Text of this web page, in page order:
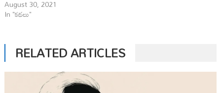
August 30, 2021
In "కథలు"
RELATED ARTICLES